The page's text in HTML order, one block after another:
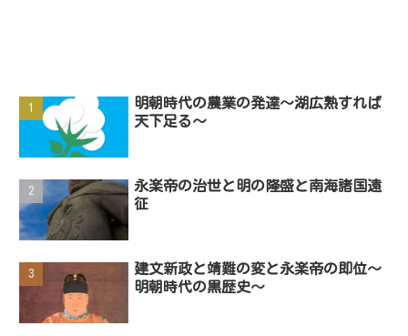
明朝時代の農業の発達～湖広熟すれば
天下足る～
永楽帝の治世と明の隆盛と南海諸国遠
征
建文新政と靖難の変と永楽帝の即位～
明朝時代の黒歴史～